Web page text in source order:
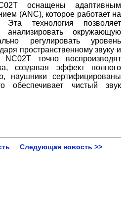
оснащены адаптивным
(ANC), которое работает на
технология позволяет
анализировать окружающую
регулировать уровень
пространственному звуку и
точно воспроизводят
создавая эффект полного
наушники сертифицированы
обеспечивает чистый звук
Следующая новость >>